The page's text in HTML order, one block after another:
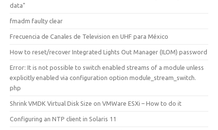
data"
fmadm faulty clear
Frecuencia de Canales de Television en UHF para México
How to reset/recover Integrated Lights Out Manager (ILOM) password
Error: It is not possible to switch enabled streams of a module unless
explicitly enabled via configuration option module_stream_switch.
php
Shrink VMDK Virtual Disk Size on VMWare ESXi – How to do it
Configuring an NTP client in Solaris 11